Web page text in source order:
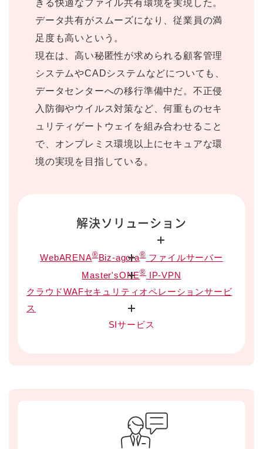
きる快適なファイル共有環境を実現した。
データ共有がスムーズになり、従業員の満
足度も高いという。
現在は、高い秘匿性が求められる顧客管理
システムやCADシステムなどについても、
データセンターへの移行準備中だ。不正侵
入防御やウイルス対策など、何重ものセキ
ュリティゲートウェイを組み合わせること
で、オンプレミス環境以上にセキュアな環
境の実現を目指している。
解決ソリューション
WebARENA®Biz-agora®ファイルサーバー
Master'sONE® IP-VPN
クラウドWAFセキュリティオペレーションサービ
ス
SIサービス